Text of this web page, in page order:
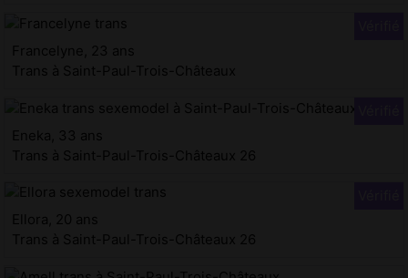
Francelyne, 23 ans
Trans à Saint-Paul-Trois-Châteaux
Eneka, 33 ans
Trans à Saint-Paul-Trois-Châteaux 26
Ellora, 20 ans
Trans à Saint-Paul-Trois-Châteaux 26